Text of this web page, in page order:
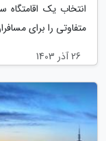
انتخاب یک
متفاوتی را برای
26 آذر 1403